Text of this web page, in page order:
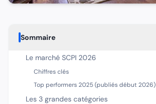
Sommaire
Le marché SCPI 2026
Chiffres clés
Top performers 2025 (publiés début 2026)
Les 3 grandes catégories